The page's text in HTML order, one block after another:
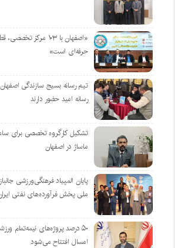
«اصفهان با ۱۰۳ مرکز
حرفه‌ای است»
تیم رسانه بسیج سازندگی
رسانه امید حضور دارند
تشکیل کارگروه تخصصی برای
ماساژ در اصفهان
پایان المپیاد فرهنگی‌ورزشی
ملی پخش فرآورده‌های نفتی
۵۰ درصد پروژه‌های نیمه‌تمام
امسال افتتاح می‌شود